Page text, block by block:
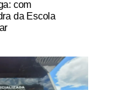
com
da Escola